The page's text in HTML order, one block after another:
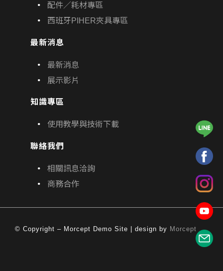
配件／耗材專區
西班牙PIHER夾具專區
最新消息
最新消息
展示影片
知識專區
使用教學與技術下載
聯絡我們
相關訊息洽詢
商務合作
© Copyright – Morcept Demo Site | design by Morcept